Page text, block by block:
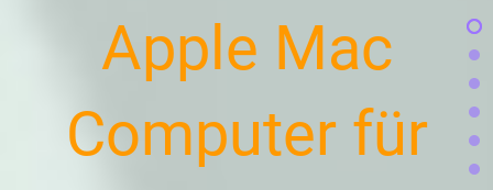
Apple Mac
Computer für